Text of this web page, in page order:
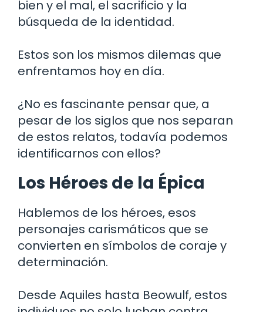
bien y el mal, el sacrificio y la
búsqueda de la identidad.
Estos son los mismos dilemas que
enfrentamos hoy en día.
¿No es fascinante pensar que, a
pesar de los siglos que nos separan
de estos relatos, todavía podemos
identificarnos con ellos?
Los Héroes de la Épica
Hablemos de los héroes, esos
personajes carismáticos que se
convierten en símbolos de coraje y
determinación.
Desde Aquiles hasta Beowulf, estos